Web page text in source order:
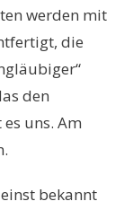
werden mit
die
den
uns. Am
bekannt